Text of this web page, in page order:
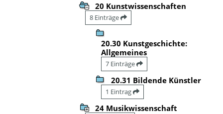
20 Kunstwissenschaften
8 Einträge
20.30 Kunstgeschichte:
Allgemeines
7 Einträge
20.31 Bildende Künstler
1 Eintrag
24 Musikwissenschaft